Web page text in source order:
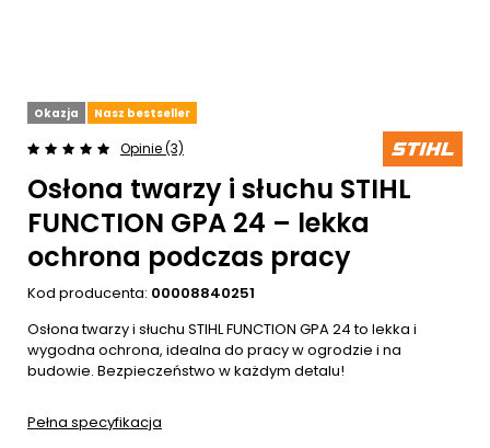
Okazja Nasz bestseller
Opinie (3)
Osłona twarzy i słuchu STIHL
FUNCTION GPA 24 – lekka
ochrona podczas pracy
Kod producenta: 00008840251
Osłona twarzy i słuchu STIHL FUNCTION GPA 24 to lekka i
wygodna ochrona, idealna do pracy w ogrodzie i na
budowie. Bezpieczeństwo w każdym detalu!
Pełna specyfikacja